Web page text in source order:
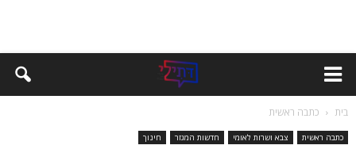
בית כתבה ראשית
כתבה ראשית צבא ושרות לאומי חדשות המגזר חינוך